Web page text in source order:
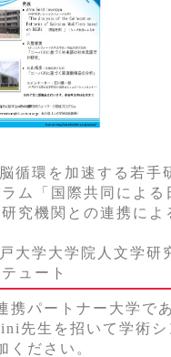
循環を加速する若手
ム「国際共同によ
究機関との連携によ
大学大学院人文学研
ュート
パートナー大学で
先生を招いて学術シ
ください。